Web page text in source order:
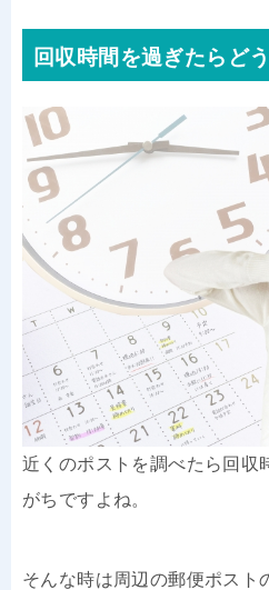
回収時間を過ぎたらど
近くのポストを調べたら回収
がちですよね。
そんな時は周辺の郵便ポスト